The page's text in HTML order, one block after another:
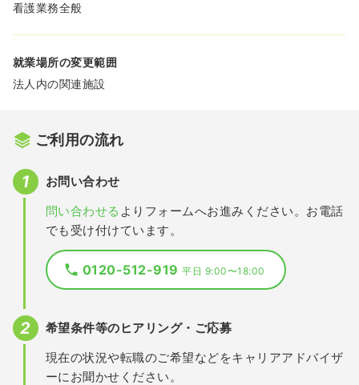
看護業務全般
就業場所の変更範囲
法人内の関連施設
ご利用の流れ
お問い合わせ
問い合わせる よりフォームへお進みください。お電話
でも受け付けています。
0120-512-919平日 9:00〜18:00
希望条件等のヒアリング・ご応募
現在の状況や転職のご希望などをキャリアアドバイザ
ーにお聞かせください。